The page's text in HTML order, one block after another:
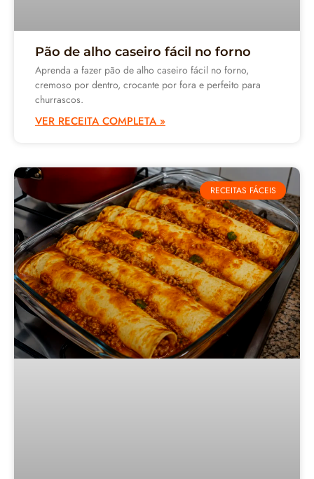
Pão de alho caseiro fácil no forno
Aprenda a fazer pão de alho caseiro fácil no forno,
cremoso por dentro, crocante por fora e perfeito para
churrascos.
VER RECEITA COMPLETA »
RECEITAS FÁCEIS